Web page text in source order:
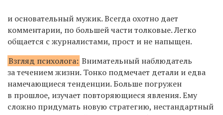
и основательный мужик. Всегда охотно дает
комментарии, по большей части толковые. Легко
общается с журналистами, прост и не напыщен.
Взгляд психолога: Внимательный наблюдатель
за течением жизни. Тонко подмечает детали и едва
намечающиеся тенденции. Больше погружен
в прошлое, изучает повторяющиеся явления. Ему
сложно придумать новую стратегию, нестандартный